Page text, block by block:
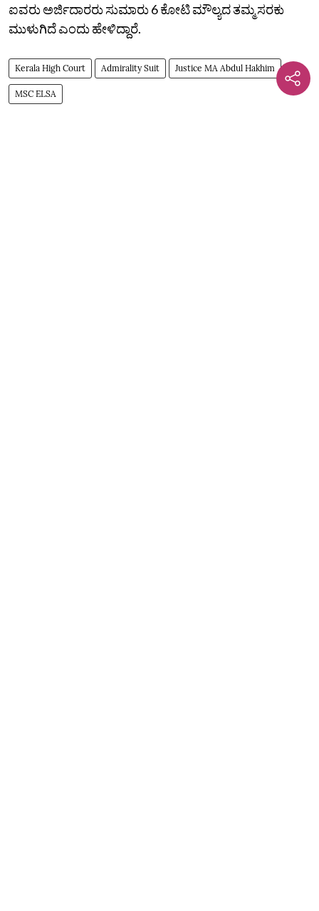
ಐವರು ಅರ್ಜಿದಾರರು ಸುಮಾರು 6 ಕೋಟಿ ಮೌಲ್ಯದ ತಮ್ಮ ಸರಕು
ಮುಳುಗಿದೆ ಎಂದು ಹೇಳಿದ್ದಾರೆ.
Kerala High Court Admirality Suit Justice MA Abdul Hakhim
MSC ELSA